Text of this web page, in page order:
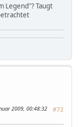
Legend"? Taugt
#72
2009, 00:48:32